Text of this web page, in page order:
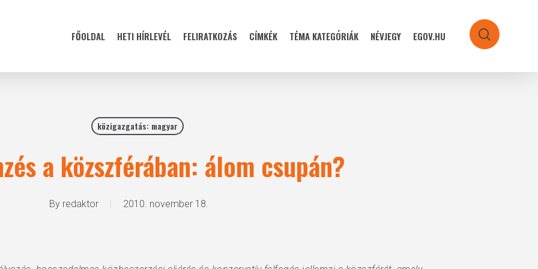
FŐOLDAL HETI HÍRLEVÉL FELIRATKOZÁS CÍMKÉK TÉMA KATEGÓRIÁK NÉVJEGY EGOV.HU search
közigazgatás: magyar
a közszférában: álom csupán?
By redaktor 2010. november 18.